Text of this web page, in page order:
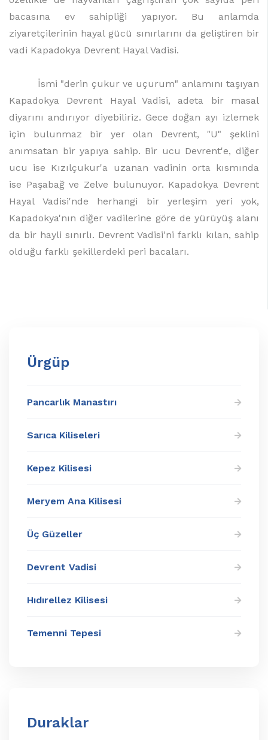
bacasına ev sahipliği yapıyor. Bu anlamda
ziyaretçilerinin hayal gücü sınırlarını da geliştiren bir
vadi Kapadokya Devrent Hayal Vadisi.
İsmi "derin çukur ve uçurum" anlamını taşıyan
Kapadokya Devrent Hayal Vadisi, adeta bir masal
diyarını andırıyor diyebiliriz. Gece doğan ayı izlemek
için bulunmaz bir yer olan Devrent, "U" şeklini
anımsatan bir yapıya sahip. Bir ucu Devrent'e, diğer
ucu ise Kızılçukur'a uzanan vadinin orta kısmında
ise Paşabağ ve Zelve bulunuyor. Kapadokya Devrent
Hayal Vadisi'nde herhangi bir yerleşim yeri yok,
Kapadokya'nın diğer vadilerine göre de yürüyüş alanı
da bir hayli sınırlı. Devrent Vadisi'ni farklı kılan, sahip
olduğu farklı şekillerdeki peri bacaları.
Ürgüp
Pancarlık Manastırı
Sarıca Kiliseleri
Kepez Kilisesi
Meryem Ana Kilisesi
Üç Güzeller
Devrent Vadisi
Hıdırellez Kilisesi
Temenni Tepesi
Duraklar